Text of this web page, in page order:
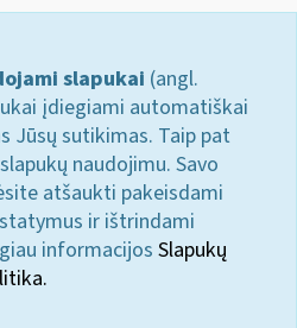
slapukai (angl.
įdiegiami automatiškai
Jūsų sutikimas. Taip pat
naudojimu. Savo
atšaukti pakeisdami
ir ištrindami
informacijos Slapukų